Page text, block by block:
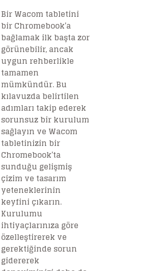
Bir Wacom tabletini
bir Chromebook’a
bağlamak ilk başta zor
görünebilir, ancak
uygun rehberlikle
tamamen
mümkündür. Bu
kılavuzda belirtilen
adımları takip ederek
sorunsuz bir kurulum
sağlayın ve Wacom
tabletinizin bir
Chromebook’ta
sunduğu gelişmiş
çizim ve tasarım
yeteneklerinin
keyfini çıkarın.
Kurulumu
ihtiyaçlarınıza göre
özelleştirerek ve
gerektiğinde sorun
gidererek